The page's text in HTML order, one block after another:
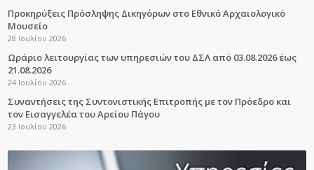
Προκηρύξεις Πρόσληψης Δικηγόρων στο Εθνικό Αρχαιολογικό
Μουσείο
28 Ιουλίου 2026
Ωράριο λειτουργίας των υπηρεσιών του ΔΣΛ από 03.08.2026 έως
21.08.2026
24 Ιουλίου 2026
Συναντήσεις της Συντονιστικής Επιτροπής με τον Πρόεδρο και
τον Εισαγγελέα του Αρείου Πάγου
23 Ιουλίου 2026